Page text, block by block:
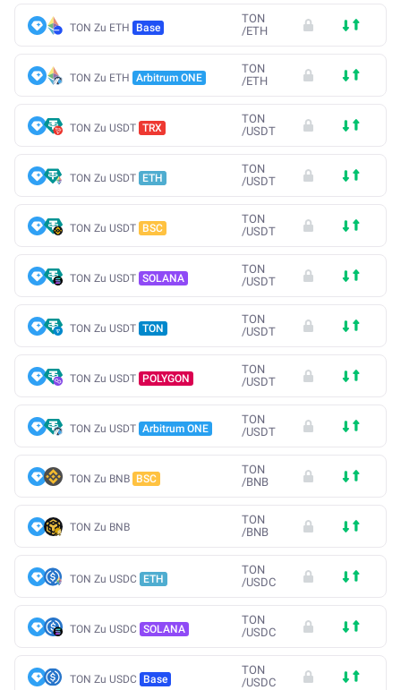
TON Zu ETH Base
TON
/ETH
TON Zu ETH Arbitrum ONE
TON
/ETH
TON Zu USDT TRX
TON
/USDT
TON Zu USDT ETH
TON
/USDT
TON Zu USDT BSC
TON
/USDT
TON Zu USDT SOLANA
TON
/USDT
TON Zu USDT TON
TON
/USDT
TON Zu USDT POLYGON
TON
/USDT
TON Zu USDT Arbitrum ONE
TON
/USDT
TON Zu BNB BSC
TON
/BNB
TON Zu BNB
TON
/BNB
TON Zu USDC ETH
TON
/USDC
TON Zu USDC SOLANA
TON
/USDC
TON Zu USDC Base
TON
/USDC